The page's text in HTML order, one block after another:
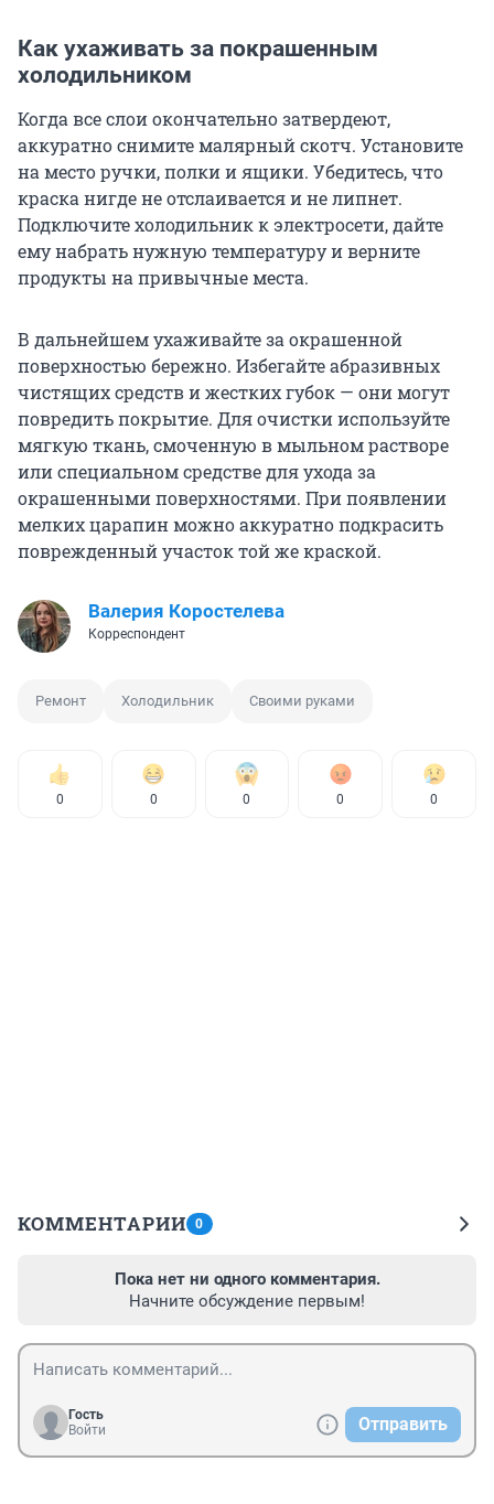
Как ухаживать за покрашенным
холодильником
Когда все слои окончательно затвердеют,
аккуратно снимите малярный скотч. Установите
на место ручки, полки и ящики. Убедитесь, что
краска нигде не отслаивается и не липнет.
Подключите холодильник к электросети, дайте
ему набрать нужную температуру и верните
продукты на привычные места.
В дальнейшем ухаживайте за окрашенной
поверхностью бережно. Избегайте абразивных
чистящих средств и жестких губок — они могут
повредить покрытие. Для очистки используйте
мягкую ткань, смоченную в мыльном растворе
или специальном средстве для ухода за
окрашенными поверхностями. При появлении
мелких царапин можно аккуратно подкрасить
поврежденный участок той же краской.
Валерия Коростелева
Корреспондент
Ремонт Холодильник Своими руками
0 0 0 0 0
КОММЕНТАРИИ 0
Пока нет ни одного комментария.
Начните обсуждение первым!
Гость
Войти
Отправить